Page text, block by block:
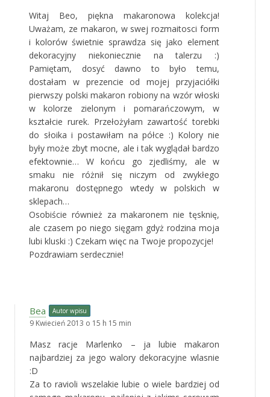
Witaj Beo, piękna makaronowa kolekcja!
Uważam, ze makaron, w swej rozmaitosci form
i kolorów świetnie sprawdza się jako element
dekoracyjny niekoniecznie na talerzu :)
Pamiętam, dosyć dawno to było temu,
dostałam w prezencie od mojej przyjaciółki
pierwszy polski makaron robiony na wzór włoski
w kolorze zielonym i pomarańczowym, w
kształcie rurek. Przełożyłam zawartość torebki
do słoika i postawiłam na półce :) Kolory nie
były może zbyt mocne, ale i tak wyglądał bardzo
efektownie… W końcu go zjedliśmy, ale w
smaku nie różnił się niczym od zwykłego
makaronu dostępnego wtedy w polskich w
sklepach…
Osobiście również za makaronem nie tęsknię,
ale czasem po niego sięgam gdyż rodzina moja
lubi kluski :) Czekam więc na Twoje propozycje!
Pozdrawiam serdecznie!
Bea Autor wpisu
9 Kwiecień 2013 o 15 h 15 min
Masz racje Marlenko – ja lubie makaron
najbardziej za jego walory dekoracyjne wlasnie
:D
Za to ravioli wszelakie lubie o wiele bardziej od